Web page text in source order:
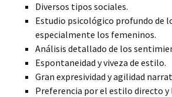
Diversos tipos sociales.
Estudio psicológico profundo de
especialmente los femeninos.
Análisis detallado de los
Espontaneidad y viveza de estilo.
Gran expresividad y agilidad
Preferencia por el estilo directo y